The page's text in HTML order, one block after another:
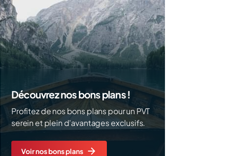
Découvrez nos bons plans !
Profitez de nos bons plans pour un PVT
serein et plein d’avantages exclusifs.
Voir nos bons plans